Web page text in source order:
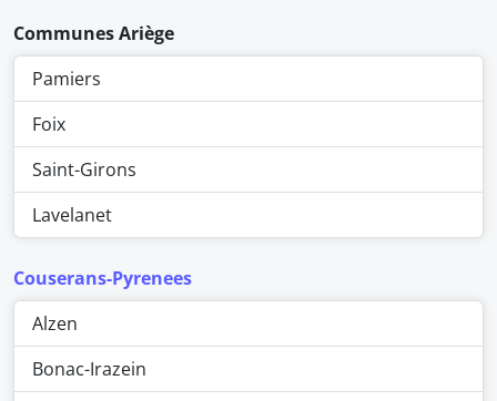
Communes Ariège
Pamiers
Foix
Saint-Girons
Lavelanet
Couserans-Pyrenees
Alzen
Bonac-Irazein